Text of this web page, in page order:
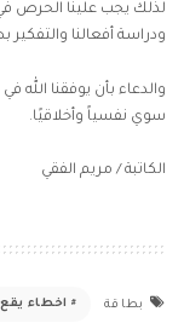
لذلك يجب علينا الحرص
ودراسة أفعالنا والتفكير
والدعاء بأن يوفقنا
سوي نفسياً وأخلاقيًا.
الكاتبة / مريم الفقي
بطاقة اخطاء يقع